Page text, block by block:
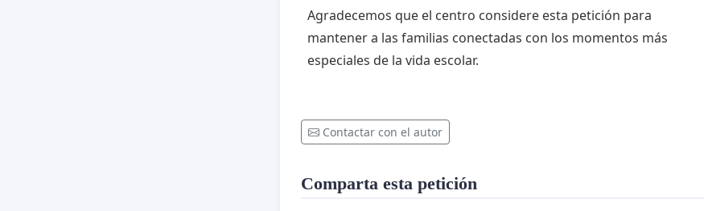
Agradecemos que el centro considere esta petición para
mantener a las familias conectadas con los momentos más
especiales de la vida escolar.
Contactar con el autor
Comparta esta petición